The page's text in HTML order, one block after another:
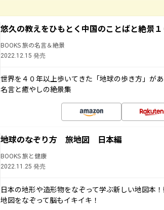
悠久の教えをひもとく中国のことばと絶景１
BOOKS 旅の名言＆絶景
2022.12.15 発売
世界を４０年以上歩いてきた「地球の歩き方」が
名言と癒やしの絶景集
地球のなぞり方 旅地図 日本編
BOOKS 旅と健康
2022.11.25 発売
日本の地形や造形物をなぞって学ぶ新しい地図本
地図をなぞって脳もイキイキ！